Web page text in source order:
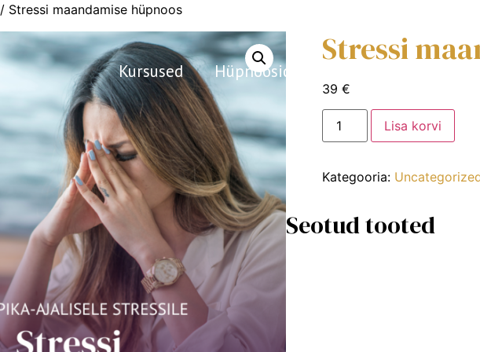
Kursused Hüpnoosid
/ Stressi maandamise hüpnoos
Stressi
39 €
Lisa korvi
Kategooria:
Seotud tooted